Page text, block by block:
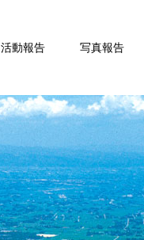
活動報告 写真報告